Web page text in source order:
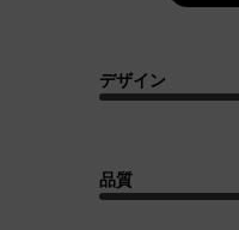
デザイン
品質